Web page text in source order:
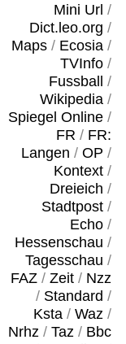
Mini Url /
Dict.leo.org /
Maps/ Ecosia/
TVInfo/
Fussball
/
Wikipedia/
Spiegel Online/
FR / FR:
Langen / OP /
Kontext/
Dreieich /
Stadtpost/
Echo/
Hessenschau /
Tagesschau /
FAZ/ Zeit/ Nzz
/ Standard /
Ksta/ Waz/
Nrhz/ Taz/ Bbc